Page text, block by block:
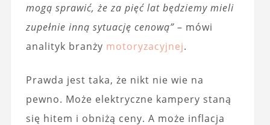
mogą sprawić, że za pięć lat będziemy mieli
zupełnie inną sytuację cenową”– mówi
analityk branży motoryzacyjnej.
Prawda jest taka, że nikt nie wie na
pewno. Może elektryczne kampery staną
się hitem i obniżą ceny. A może inflacja